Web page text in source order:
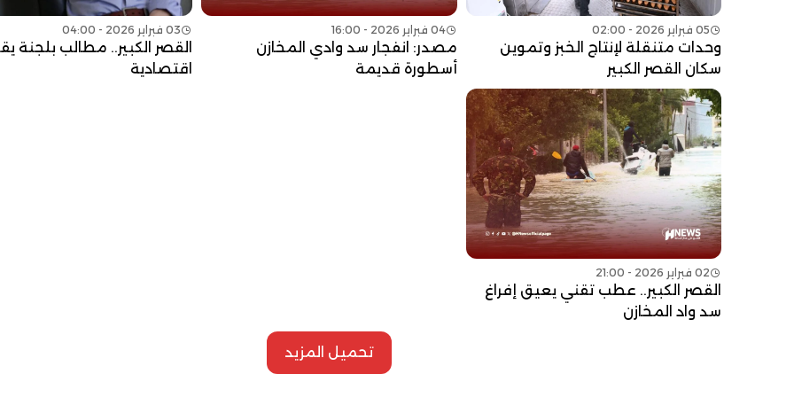
05 فبراير 2026 - 02:00
وحدات متنقلة لإنتاج الخبز وتموين
سكان القصر الكبير
04 فبراير 2026 - 16:00
مصدر: انفجار سد وادي المخازن
أسطورة قديمة
03 فبراير 2026 - 04:00
القصر الكبير.. مطالب بلجنة
اقتصادية
02 فبراير 2026 - 21:00
القصر الكبير.. عطب تقني يعيق إفراغ
سد واد المخازن
تحميل المزيد